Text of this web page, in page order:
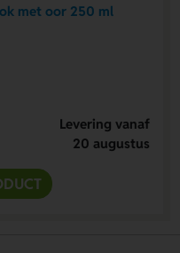
met oor 250 ml
Levering vanaf
20 augustus